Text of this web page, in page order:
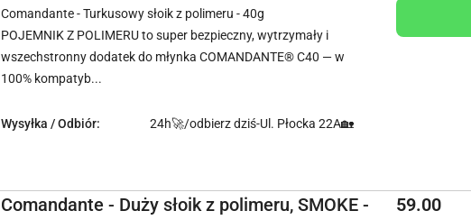
Comandante - Turkusowy słoik z polimeru - 40g
POJEMNIK Z POLIMERU to super bezpieczny, wytrzymały i
wszechstronny dodatek do młynka COMANDANTE® C40 — w
100% kompatyb...
Wysyłka / Odbiór: 24h🚀/odbierz dziś-Ul. Płocka 22A🏡
Comandante - Duży słoik z polimeru, SMOKE -
Cena:
59.00